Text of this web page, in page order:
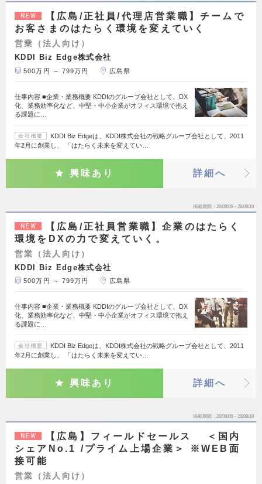
NEW
【広島/正社員/代理店営業職】チームで
お客さまのはたらく環境を変えていく
営業（法人向け）
KDDI Biz Edge株式会社
500万円 ～ 799万円 広島県
仕事内容 ■企業・業務概要 KDDIのグループ会社として、DX
化、業務効率化など、中堅・中小企業がオフィス環境で抱え
る課題に…
会社概要
KDDI Biz Edgeは、KDDI株式会社の戦略グループ会社として、2011
年2月に創業し、 「はたらく未来を変えてい…
興味あり 詳細へ
掲載期間 26/08/06～26/08/19
NEW
【広島/正社員営業職】企業のはたらく
環境をDXの力で変えていく。
営業（法人向け）
KDDI Biz Edge株式会社
500万円 ～ 799万円 広島県
仕事内容 ■企業・業務概要 KDDIのグループ会社として、DX
化、業務効率化など、中堅・中小企業がオフィス環境で抱え
る課題に…
会社概要
KDDI Biz Edgeは、KDDI株式会社の戦略グループ会社として、2011
年2月に創業し、 「はたらく未来を変えてい…
興味あり 詳細へ
掲載期間 26/08/06～26/08/19
NEW
【広島】フィールドセールス ＜国内
シェアNo.1 /プライム上場企業＞ ※WEB面
接可能
営業（法人向け）